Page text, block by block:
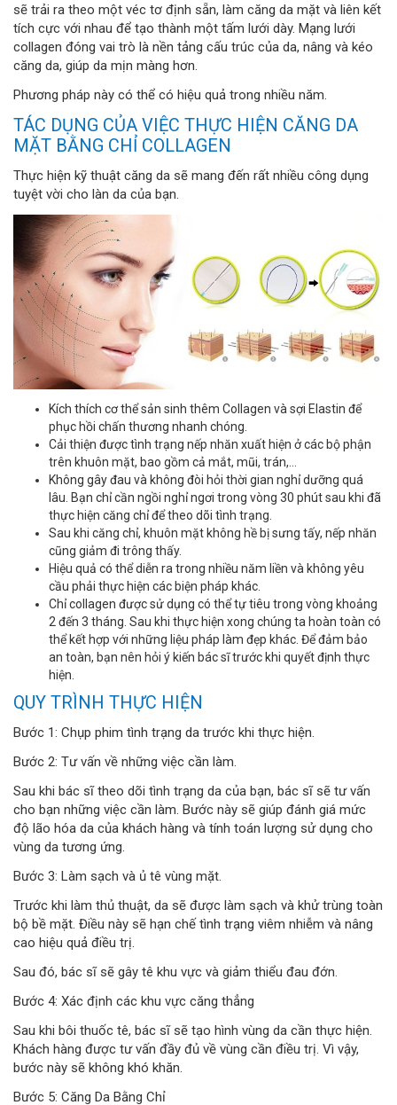
sẽ trải ra theo một véc tơ định sẵn, làm căng da mặt và liên kết
tích cực với nhau để tạo thành một tấm lưới dày. Mạng lưới
collagen đóng vai trò là nền tảng cấu trúc của da, nâng và kéo
căng da, giúp da mịn màng hơn.
Phương pháp này có thể có hiệu quả trong nhiều năm.
TÁC DỤNG CỦA VIỆC THỰC HIỆN CĂNG DA
MẶT BẰNG CHỈ COLLAGEN
Thực hiện kỹ thuật căng da sẽ mang đến rất nhiều công dụng
tuyệt vời cho làn da của bạn.
Kích thích cơ thể sản sinh thêm Collagen và sợi Elastin để
phục hồi chấn thương nhanh chóng.
Cải thiện được tình trạng nếp nhăn xuất hiện ở các bộ phận
trên khuôn mặt, bao gồm cả mắt, mũi, trán,…
Không gây đau và không đòi hỏi thời gian nghỉ dưỡng quá
lâu. Bạn chỉ cần ngồi nghỉ ngơi trong vòng 30 phút sau khi đã
thực hiện căng chỉ để theo dõi tình trạng.
Sau khi căng chỉ, khuôn mặt không hề bị sưng tấy, nếp nhăn
cũng giảm đi trông thấy.
Hiệu quả có thể diễn ra trong nhiều năm liền và không yêu
cầu phải thực hiện các biện pháp khác.
Chỉ collagen được sử dụng có thể tự tiêu trong vòng khoảng
2 đến 3 tháng. Sau khi thực hiện xong chúng ta hoàn toàn có
thể kết hợp với những liệu pháp làm đẹp khác. Để đảm bảo
an toàn, bạn nên hỏi ý kiến bác sĩ trước khi quyết định thực
hiện.
QUY TRÌNH THỰC HIỆN
Bước 1: Chụp phim tình trạng da trước khi thực hiện.
Bước 2: Tư vấn về những việc cần làm.
Sau khi bác sĩ theo dõi tình trạng da của bạn, bác sĩ sẽ tư vấn
cho bạn những việc cần làm. Bước này sẽ giúp đánh giá mức
độ lão hóa da của khách hàng và tính toán lượng sử dụng cho
vùng da tương ứng.
Bước 3: Làm sạch và ủ tê vùng mặt.
Trước khi làm thủ thuật, da sẽ được làm sạch và khử trùng toàn
bộ bề mặt. Điều này sẽ hạn chế tình trạng viêm nhiễm và nâng
cao hiệu quả điều trị.
Sau đó, bác sĩ sẽ gây tê khu vực và giảm thiểu đau đớn.
Bước 4: Xác định các khu vực căng thẳng
Sau khi bôi thuốc tê, bác sĩ sẽ tạo hình vùng da cần thực hiện.
Khách hàng được tư vấn đầy đủ về vùng cần điều trị. Vì vậy,
bước này sẽ không khó khăn.
Bước 5: Căng Da Bằng Chỉ